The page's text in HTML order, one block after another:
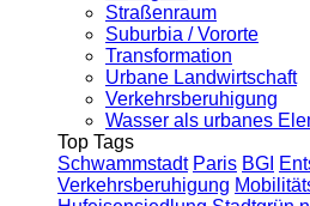
Straßenraum
Suburbia / Vororte
Transformation
Urbane Landwirtschaft
Verkehrsberuhigung
Wasser als urbanes
Top Tags
Schwammstadt Paris BGI
Verkehrsberuhigung